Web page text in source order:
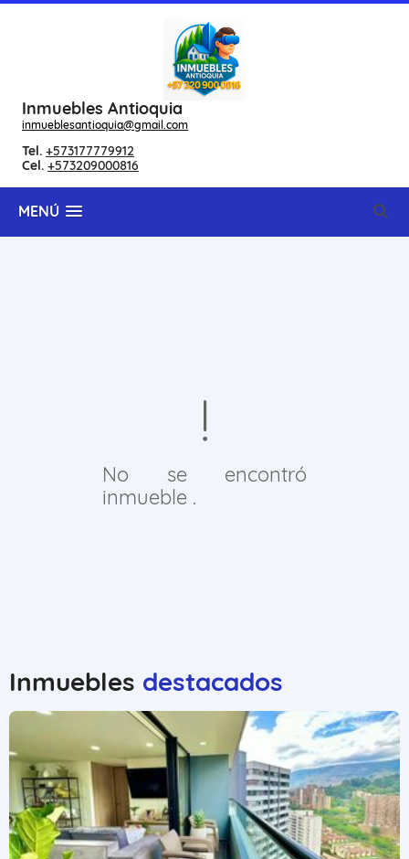
Inmuebles Antioquia
inmueblesantioquia@gmail.com
Tel. +573177779912
Cel. +573209000816
MENÚ
No se encontró
inmueble .
Inmuebles destacados